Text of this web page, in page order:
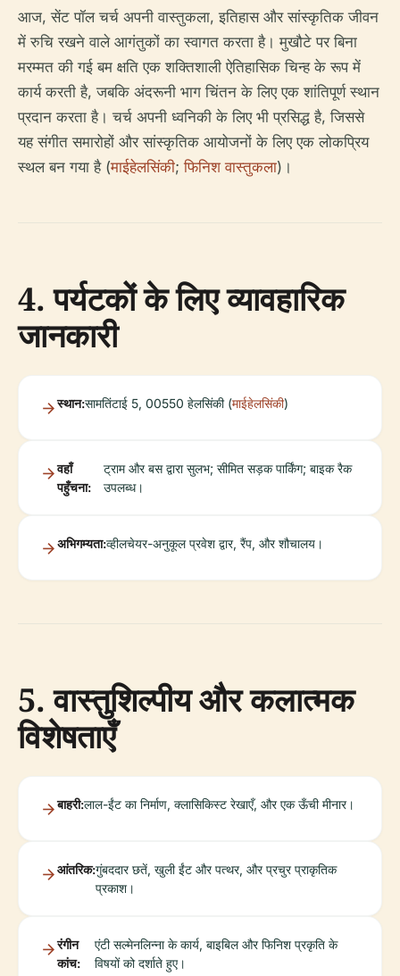
आज, सेंट पॉल चर्च अपनी वास्तुकला, इतिहास और सांस्कृतिक जीवन
में रुचि रखने वाले आगंतुकों का स्वागत करता है। मुखौटे पर बिना
मरम्मत की गई बम क्षति एक शक्तिशाली ऐतिहासिक चिन्ह के रूप में
कार्य करती है, जबकि अंदरूनी भाग चिंतन के लिए एक शांतिपूर्ण स्थान
प्रदान करता है। चर्च अपनी ध्वनिकी के लिए भी प्रसिद्ध है, जिससे
यह संगीत समारोहों और सांस्कृतिक आयोजनों के लिए एक लोकप्रिय
स्थल बन गया है (माईहेलसिंकी;फिनिश वास्तुकला)।
4. पर्यटकों के लिए व्यावहारिक
जानकारी
स्थान:सामतिंटाई 5, 00550 हेलसिंकी (माईहेलसिंकी)
वहाँ
पहुँचना:
ट्राम और बस द्वारा सुलभ; सीमित सड़क पार्किंग; बाइक रैक
उपलब्ध।
अभिगम्यता:व्हीलचेयर-अनुकूल प्रवेश द्वार, रैंप, और शौचालय।
5. वास्तुशिल्पीय और कलात्मक
विशेषताएँ
बाहरी:लाल-ईंट का निर्माण, क्लासिकिस्ट रेखाएँ, और एक ऊँची मीनार।
आंतरिक:गुंबददार छतें, खुली ईंट और पत्थर, और प्रचुर प्राकृतिक
प्रकाश।
रंगीन
कांच:
एंटी सल्मेनलिन्ना के कार्य, बाइबिल और फिनिश प्रकृति के
विषयों को दर्शाते हुए।